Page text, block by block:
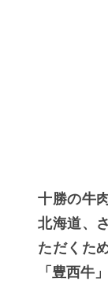
十勝の牛
北海道、
ただくた
「豊西牛